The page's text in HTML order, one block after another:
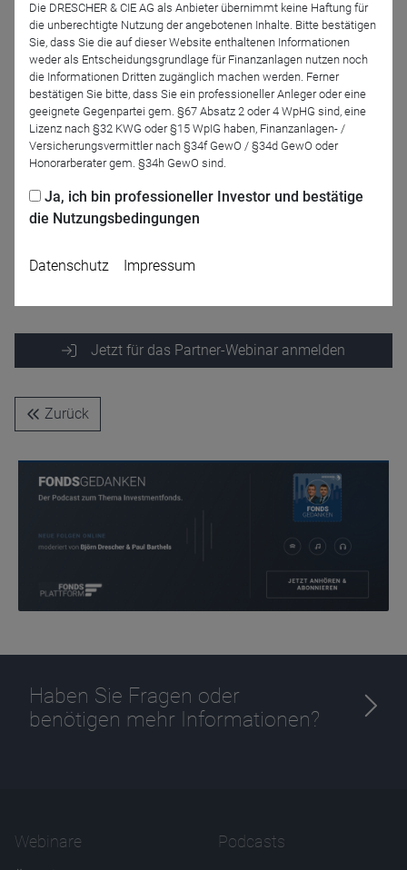
05. Dezember
Referenten
Fidelity International
Jetzt für das Partner-Webinar anmelden
Zurück
Haben Sie Fragen oder
benötigen mehr Informationen?
Webinare Podcasts
Die DRESCHER & CIE AG als Anbieter übernimmt keine Haftung für
die unberechtigte Nutzung der angebotenen Inhalte. Bitte bestätigen
Sie, dass Sie die auf dieser Website enthaltenen Informationen
weder als Entscheidungsgrundlage für Finanzanlagen nutzen noch
die Informationen Dritten zugänglich machen werden. Ferner
bestätigen Sie bitte, dass Sie ein professioneller Anleger oder eine
geeignete Gegenpartei gem. §67 Absatz 2 oder 4 WpHG sind, eine
Lizenz nach §32 KWG oder §15 WpIG haben, Finanzanlagen- /
Versicherungsvermittler nach §34f GewO / §34d GewO oder
Honorarberater gem. §34h GewO sind.
Ja, ich bin professioneller Investor und bestätige
die Nutzungsbedingungen
Datenschutz Impressum
Zweck
Ablauf
1 Jahr